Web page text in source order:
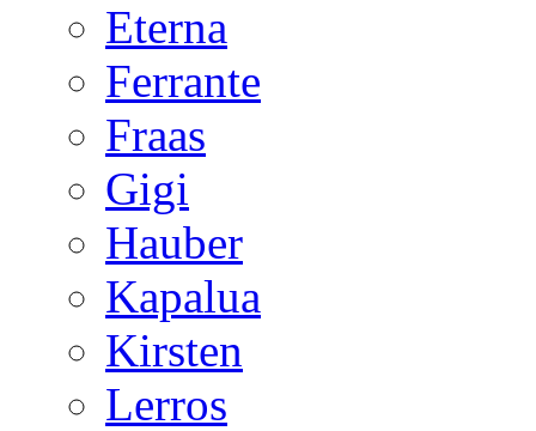
Eterna
Ferrante
Fraas
Gigi
Hauber
Kapalua
Kirsten
Lerros